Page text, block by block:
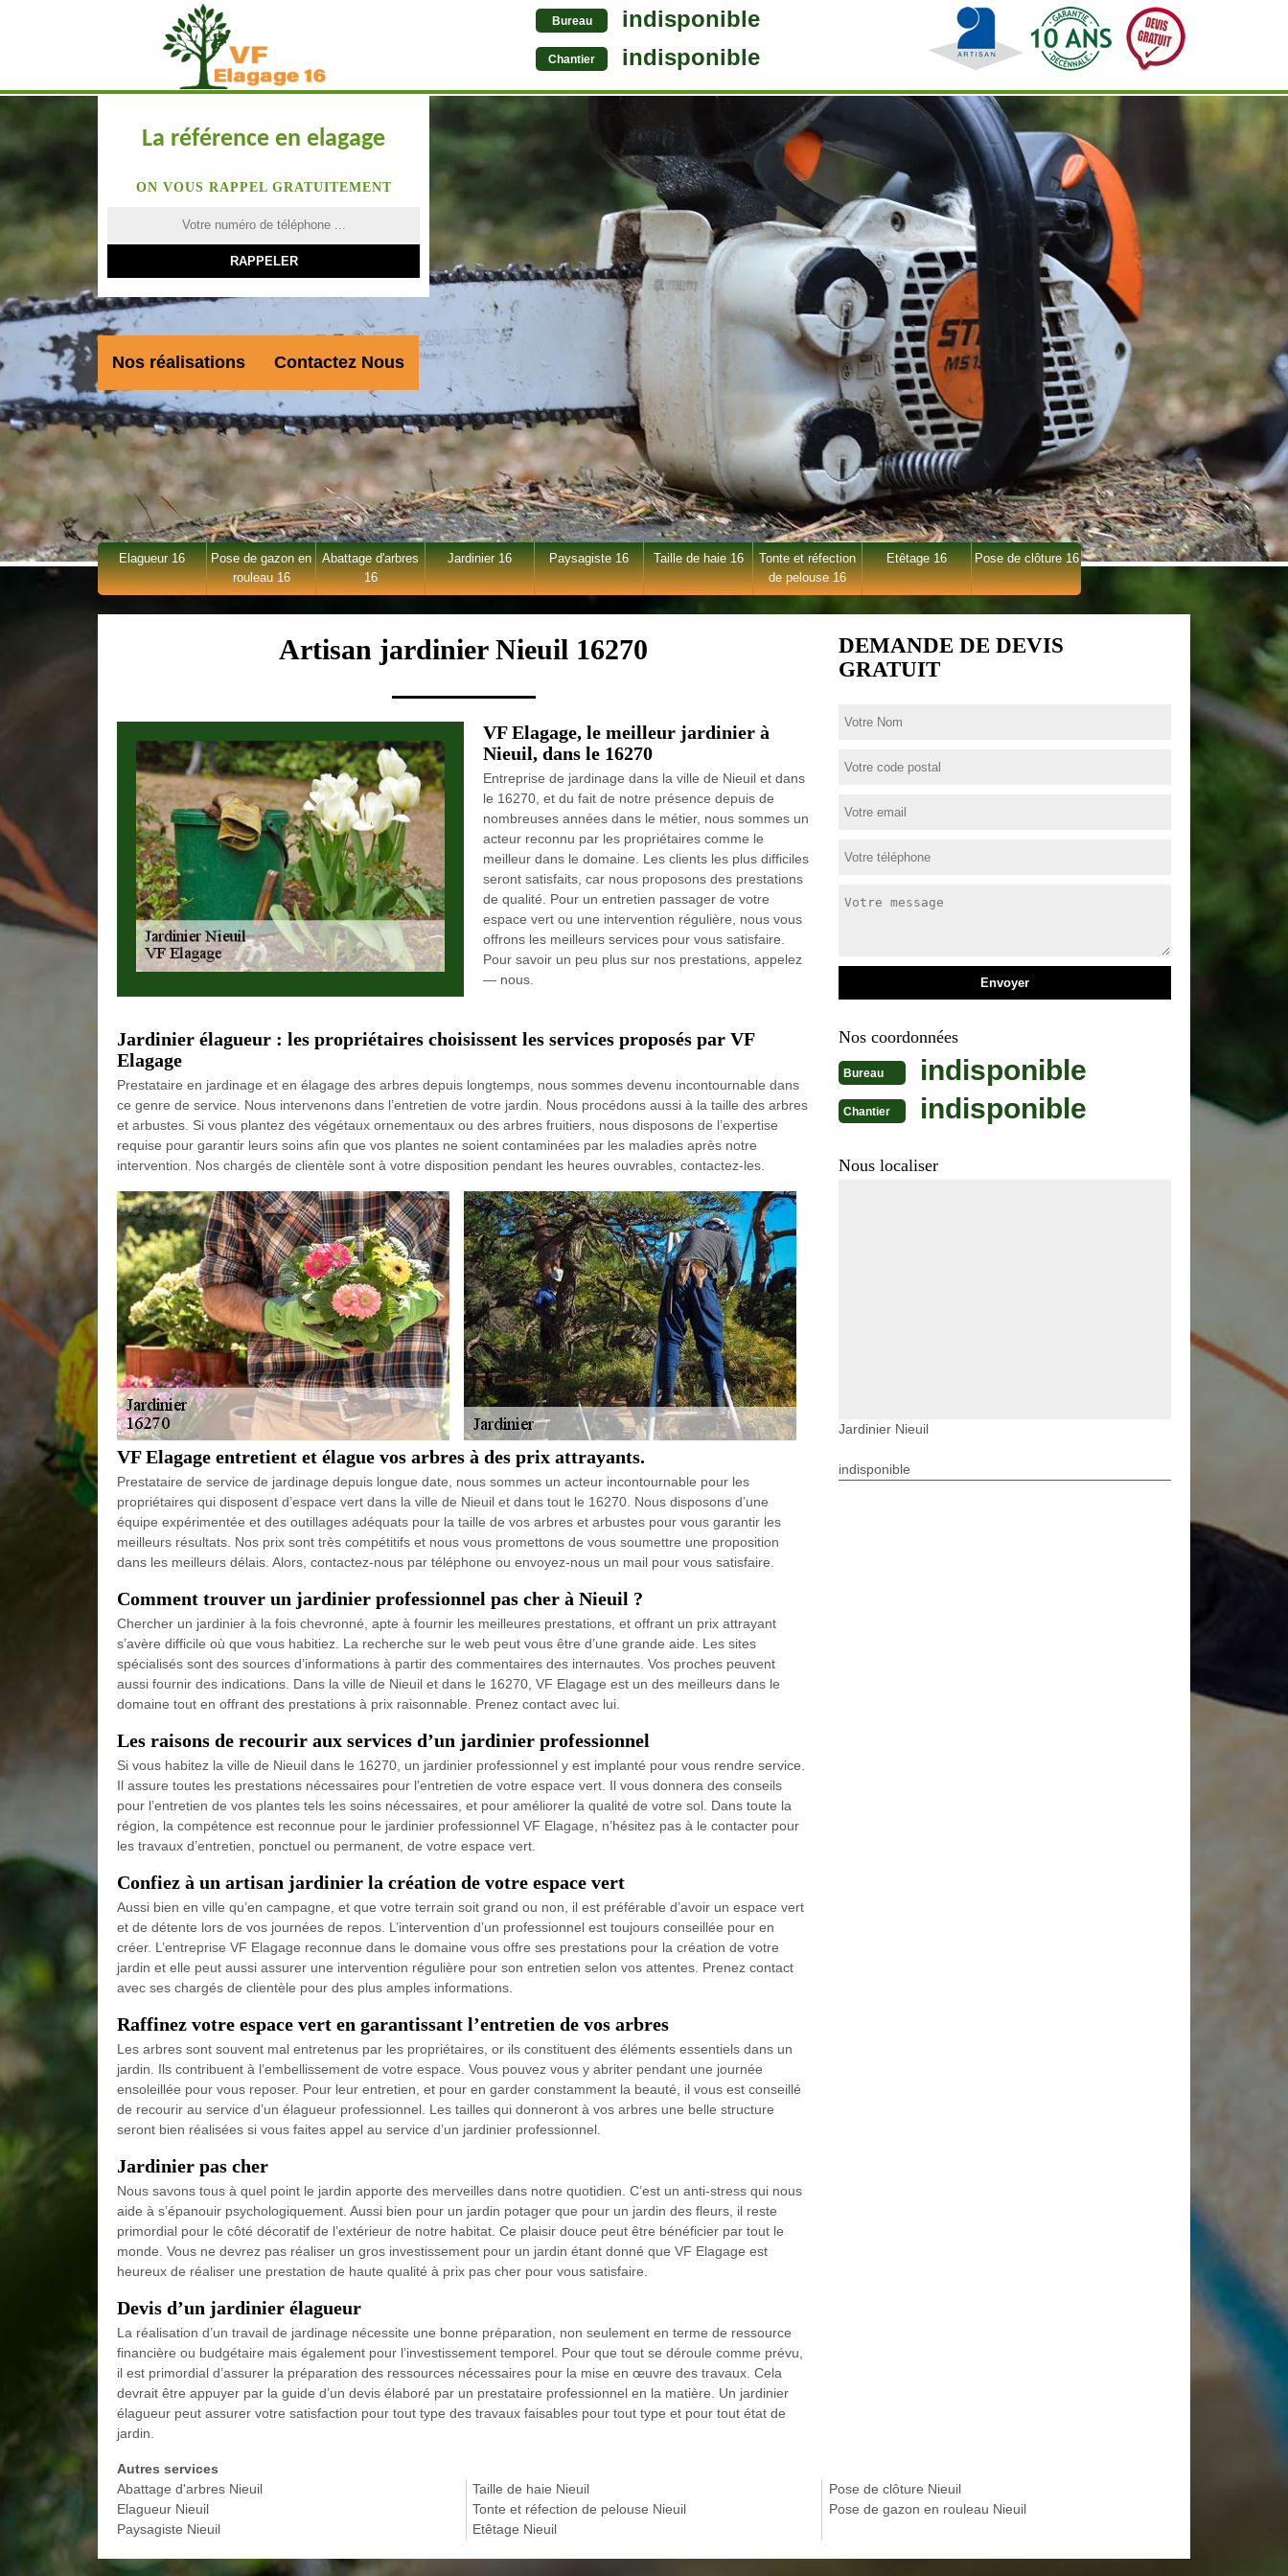
Bureau indisponible
Chantier indisponible
La référence en elagage
ON VOUS RAPPEL GRATUITEMENT
Nos réalisations Contactez Nous
Elagueur 16
Pose de gazon en
rouleau 16
Abattage d'arbres
16
Jardinier 16 Paysagiste 16 Taille de haie 16
Tonte et réfection
de pelouse 16
Etêtage 16 Pose de clôture 16
Artisan jardinier Nieuil 16270
VF Elagage, le meilleur jardinier à
Nieuil, dans le 16270
Entreprise de jardinage dans la ville de Nieuil et dans
le 16270, et du fait de notre présence depuis de
nombreuses années dans le métier, nous sommes un
acteur reconnu par les propriétaires comme le
meilleur dans le domaine. Les clients les plus difficiles
seront satisfaits, car nous proposons des prestations
de qualité. Pour un entretien passager de votre
espace vert ou une intervention régulière, nous vous
offrons les meilleurs services pour vous satisfaire.
Pour savoir un peu plus sur nos prestations, appelez
— nous.
Jardinier élagueur : les propriétaires choisissent les services proposés par VF
Elagage
Prestataire en jardinage et en élagage des arbres depuis longtemps, nous sommes devenu incontournable dans
ce genre de service. Nous intervenons dans l’entretien de votre jardin. Nous procédons aussi à la taille des arbres
et arbustes. Si vous plantez des végétaux ornementaux ou des arbres fruitiers, nous disposons de l’expertise
requise pour garantir leurs soins afin que vos plantes ne soient contaminées par les maladies après notre
intervention. Nos chargés de clientèle sont à votre disposition pendant les heures ouvrables, contactez-les.
VF Elagage entretient et élague vos arbres à des prix attrayants.
Prestataire de service de jardinage depuis longue date, nous sommes un acteur incontournable pour les
propriétaires qui disposent d’espace vert dans la ville de Nieuil et dans tout le 16270. Nous disposons d’une
équipe expérimentée et des outillages adéquats pour la taille de vos arbres et arbustes pour vous garantir les
meilleurs résultats. Nos prix sont très compétitifs et nous vous promettons de vous soumettre une proposition
dans les meilleurs délais. Alors, contactez-nous par téléphone ou envoyez-nous un mail pour vous satisfaire.
Comment trouver un jardinier professionnel pas cher à Nieuil ?
Chercher un jardinier à la fois chevronné, apte à fournir les meilleures prestations, et offrant un prix attrayant
s’avère difficile où que vous habitiez. La recherche sur le web peut vous être d’une grande aide. Les sites
spécialisés sont des sources d’informations à partir des commentaires des internautes. Vos proches peuvent
aussi fournir des indications. Dans la ville de Nieuil et dans le 16270, VF Elagage est un des meilleurs dans le
domaine tout en offrant des prestations à prix raisonnable. Prenez contact avec lui.
Les raisons de recourir aux services d’un jardinier professionnel
Si vous habitez la ville de Nieuil dans le 16270, un jardinier professionnel y est implanté pour vous rendre service.
Il assure toutes les prestations nécessaires pour l’entretien de votre espace vert. Il vous donnera des conseils
pour l’entretien de vos plantes tels les soins nécessaires, et pour améliorer la qualité de votre sol. Dans toute la
région, la compétence est reconnue pour le jardinier professionnel VF Elagage, n’hésitez pas à le contacter pour
les travaux d’entretien, ponctuel ou permanent, de votre espace vert.
Confiez à un artisan jardinier la création de votre espace vert
Aussi bien en ville qu’en campagne, et que votre terrain soit grand ou non, il est préférable d’avoir un espace vert
et de détente lors de vos journées de repos. L’intervention d’un professionnel est toujours conseillée pour en
créer. L’entreprise VF Elagage reconnue dans le domaine vous offre ses prestations pour la création de votre
jardin et elle peut aussi assurer une intervention régulière pour son entretien selon vos attentes. Prenez contact
avec ses chargés de clientèle pour des plus amples informations.
Raffinez votre espace vert en garantissant l’entretien de vos arbres
Les arbres sont souvent mal entretenus par les propriétaires, or ils constituent des éléments essentiels dans un
jardin. Ils contribuent à l’embellissement de votre espace. Vous pouvez vous y abriter pendant une journée
ensoleillée pour vous reposer. Pour leur entretien, et pour en garder constamment la beauté, il vous est conseillé
de recourir au service d’un élagueur professionnel. Les tailles qui donneront à vos arbres une belle structure
seront bien réalisées si vous faites appel au service d’un jardinier professionnel.
Jardinier pas cher
Nous savons tous à quel point le jardin apporte des merveilles dans notre quotidien. C’est un anti-stress qui nous
aide à s’épanouir psychologiquement. Aussi bien pour un jardin potager que pour un jardin des fleurs, il reste
primordial pour le côté décoratif de l’extérieur de notre habitat. Ce plaisir douce peut être bénéficier par tout le
monde. Vous ne devrez pas réaliser un gros investissement pour un jardin étant donné que VF Elagage est
heureux de réaliser une prestation de haute qualité à prix pas cher pour vous satisfaire.
Devis d’un jardinier élagueur
La réalisation d’un travail de jardinage nécessite une bonne préparation, non seulement en terme de ressource
financière ou budgétaire mais également pour l’investissement temporel. Pour que tout se déroule comme prévu,
il est primordial d’assurer la préparation des ressources nécessaires pour la mise en œuvre des travaux. Cela
devrait être appuyer par la guide d’un devis élaboré par un prestataire professionnel en la matière. Un jardinier
élagueur peut assurer votre satisfaction pour tout type des travaux faisables pour tout type et pour tout état de
jardin.
DEMANDE DE DEVIS
GRATUIT
Nos coordonnées
Bureau indisponible
Chantier indisponible
Nous localiser
Jardinier Nieuil
indisponible
Autres services
Abattage d'arbres Nieuil
Elagueur Nieuil
Paysagiste Nieuil
Taille de haie Nieuil
Tonte et réfection de pelouse Nieuil
Etêtage Nieuil
Pose de clôture Nieuil
Pose de gazon en rouleau Nieuil